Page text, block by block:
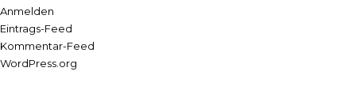
Anmelden
Eintrags-Feed
Kommentar-Feed
WordPress.org